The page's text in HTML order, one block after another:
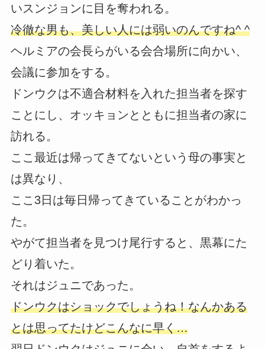
いスンジョンに目を奪われる。
冷徹な男も、美しい人には弱いのんですね^ ^
ヘルミアの会長らがいる会合場所に向かい、
会議に参加をする。
ドンウクは不適合材料を入れた担当者を探す
ことにし、オッキョンとともに担当者の家に
訪れる。
ここ最近は帰ってきてないという母の事実と
は異なり、
ここ3日は毎日帰ってきていることがわかっ
た。
やがて担当者を見つけ尾行すると、黒幕にた
どり着いた。
それはジュニであった。
ドンウクはショックでしょうね！なんかある
とは思ってたけどこんなに早く…